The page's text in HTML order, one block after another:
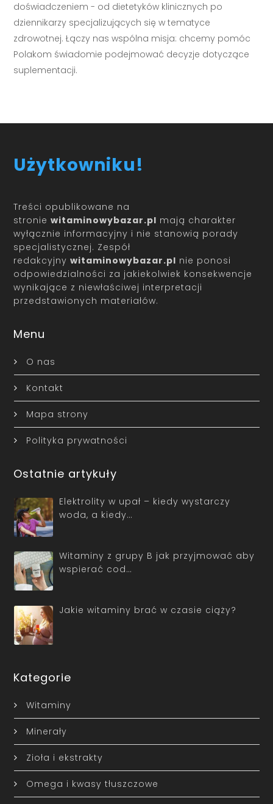
doświadczeniem - od dietetyków klinicznych po
dziennikarzy specjalizujących się w tematyce
zdrowotnej. Łączy nas wspólna misja: chcemy pomóc
Polakom świadomie podejmować decyzje dotyczące
suplementacji.
Użytkowniku!
Treści opublikowane na
stroniewitaminowybazar.pl mają charakter
wyłącznie informacyjny i nie stanowią porady
specjalistycznej. Zespół
redakcyjnywitaminowybazar.pl nie ponosi
odpowiedzialności za jakiekolwiek konsekwencje
wynikające z niewłaściwej interpretacji
przedstawionych materiałów.
Menu
O nas
Kontakt
Mapa strony
Polityka prywatności
Ostatnie artykuły
Elektrolity w upał – kiedy wystarczy
woda, a kiedy…
Witaminy z grupy B jak przyjmować aby
wspierać cod…
Jakie witaminy brać w czasie ciąży?
Kategorie
Witaminy
Minerały
Zioła i ekstrakty
Omega i kwasy tłuszczowe